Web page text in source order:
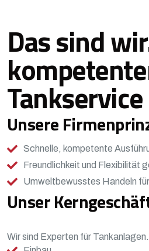
Das sind
Tankservice
Unsere
Schnelle, kompetente
Freundlichkeit und Flexibilität
Umweltbewusstes Handeln
Unser
Wir sind Experten für